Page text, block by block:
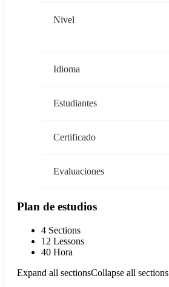
Nivel
Idioma
Estudiantes
Certificado
Evaluaciones
Plan de estudios
4 Sections
12 Lessons
40 Hora
Expand all sectionsCollapse all sections